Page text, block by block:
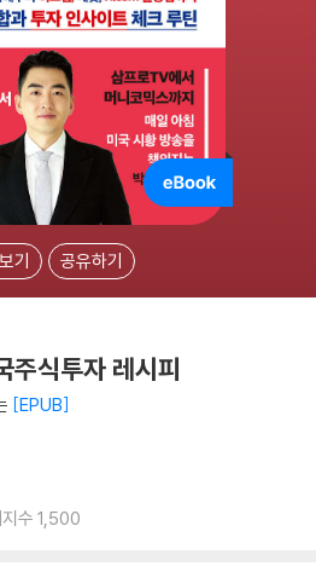
기 공유하기
주식투자 레시피
EPUB
수 1,500